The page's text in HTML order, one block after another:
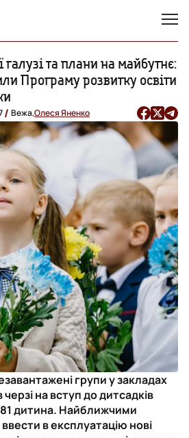
галузі та плани на майбутнє:
Програму розвитку освіти
Вежа,Олеся Яненко
групи у закладах
черзі на вступ до дитсадків
дитина. Найближчими
в експлуатацію нові